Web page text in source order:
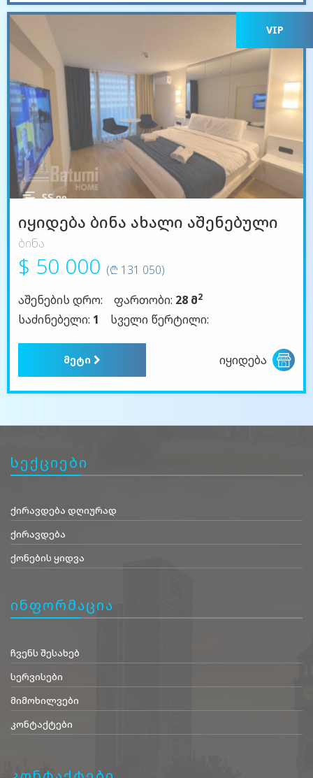
VIP
იყიდება ბინა ახალი აშენებული
ბინა
$ 50 000 (₾ 131 050)
აშენების დრო:
ფართობი: 28 მ2
საძინებელი: 1 სველი წერტილი:
მეტი იყიდება
სექციები
ქირავდება დღიურად
ქირავდება
ქონების ყიდვა
ინფორმაცია
ჩვენს შესახებ
სერვისები
მიმოხილვები
კონტაქტები